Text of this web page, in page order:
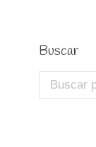
Buscar